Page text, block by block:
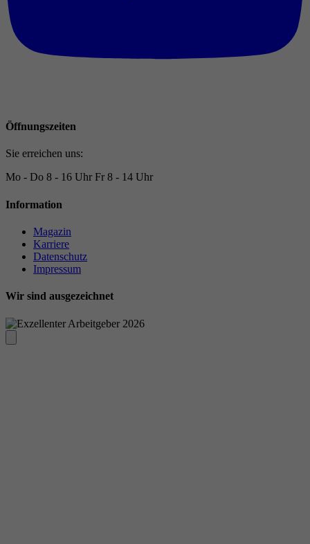
Öffnungszeiten
Sie erreichen uns:
Mo - Do 8 - 16 Uhr Fr 8 - 14 Uhr
Information
Magazin
Karriere
Datenschutz
Impressum
Wir sind ausgezeichnet